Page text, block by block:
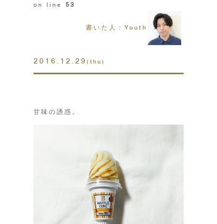
on line 53
書いた人：Youth
2016.12.29 (thu)
甘味の誘惑。